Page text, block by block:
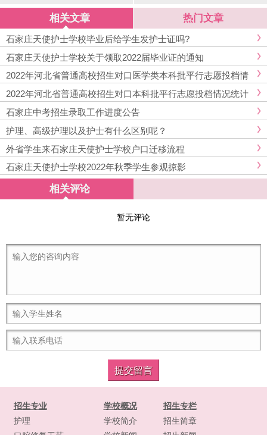
相关文章 热门文章
石家庄天使护士学校毕业后给学生发护士证吗?
石家庄天使护士学校关于领取2022届毕业证的通知
2022年河北省普通高校招生对口医学类本科批平行志愿投档情
况统计
2022年河北省普通高校招生对口本科批平行志愿投档情况统计
石家庄中考招生录取工作进度公告
护理、高级护理以及护士有什么区别呢？
外省学生来石家庄天使护士学校户口迁移流程
石家庄天使护士学校2022年秋季学生参观掠影
相关评论
暂无评论
招生专业
护理
学校概况
学校简介
招生专栏
招生简章